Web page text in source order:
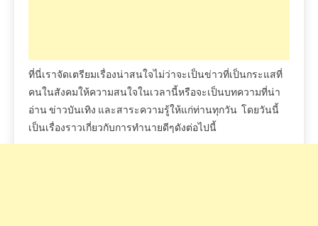
ที่นี่เราจัดเตรียมเรื่องน่าสนใจไม่ว่าจะเป็นข่าวที่เป็นกระแสที่
คนในสังคมให้ความสนใจในเวลานี้หรือจะเป็นบทความที่น่า
อ่านข่าวบันเทิง และสาระความรู้ให้แก่ท่านทุกวัน โดยวันนี้
เป็นเรื่องราวเกี่ยวกับการทำนายดีๆดังต่อไปนี้